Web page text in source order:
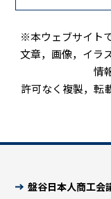
※本ウェブサイト
文章，画像，イラ
情
許可なく複製，転
盤谷日本人商工会